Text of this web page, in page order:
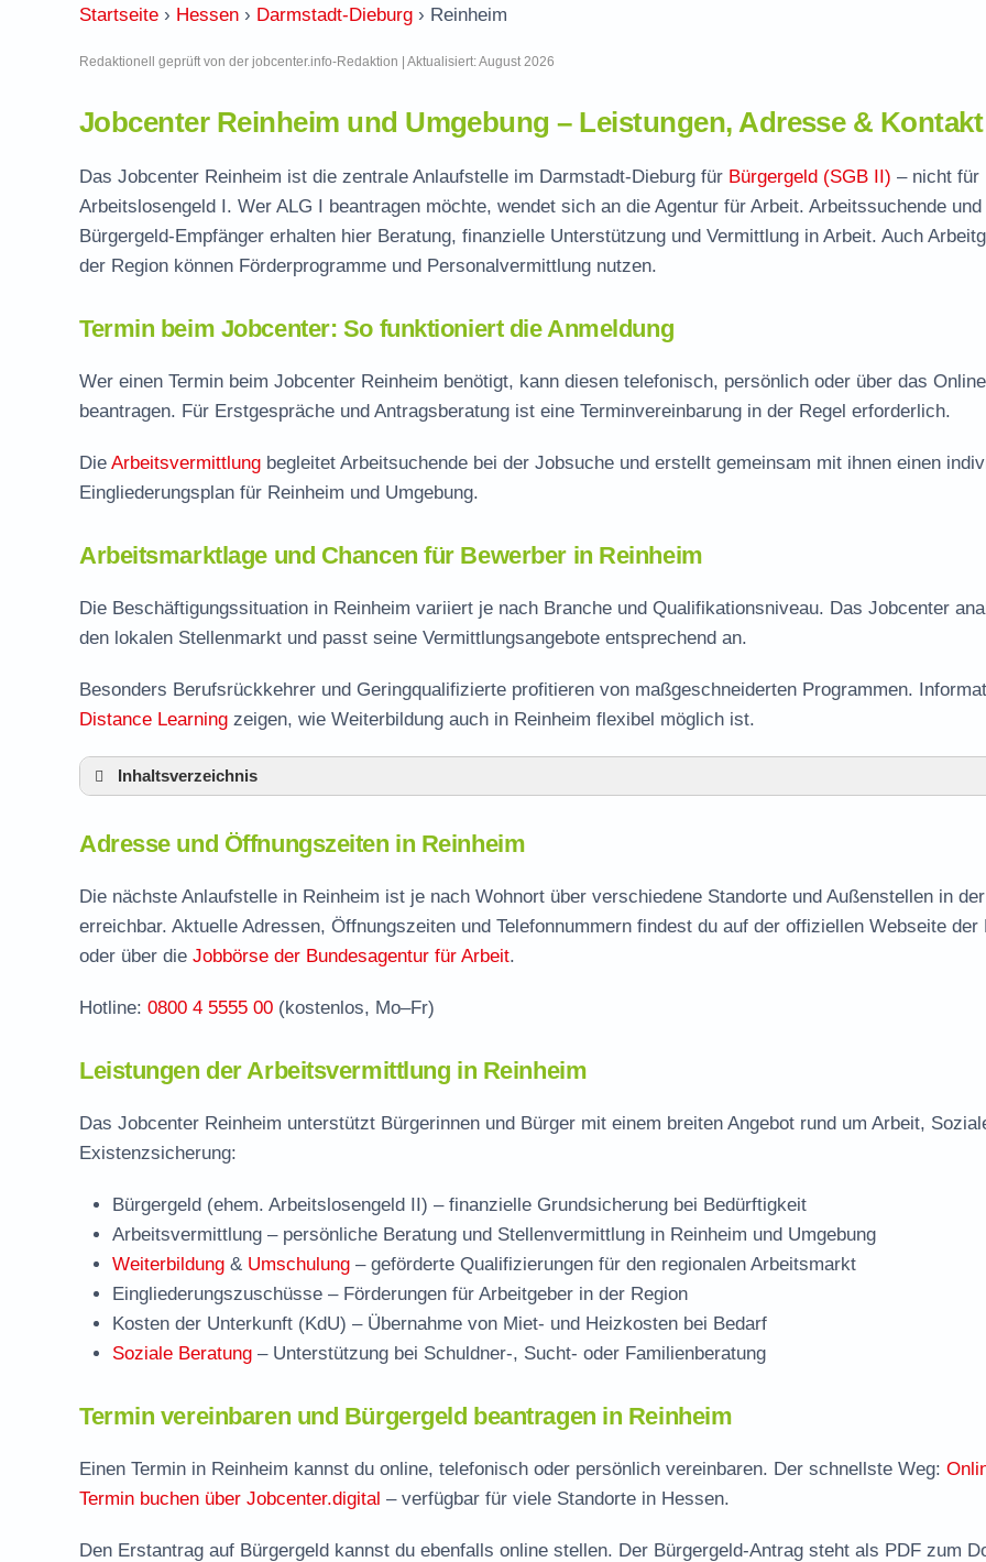
Startseite › Hessen › Darmstadt-Dieburg › Reinheim
Redaktionell geprüft von der jobcenter.info-Redaktion | Aktualisiert: August 2026
Jobcenter Reinheim und Umgebung – Leistungen, Adresse & Kontakt
Das Jobcenter Reinheim ist die zentrale Anlaufstelle im Darmstadt-Dieburg für Bürgergeld (SGB II) – nicht für
Arbeitslosengeld I. Wer ALG I beantragen möchte, wendet sich an die Agentur für Arbeit. Arbeitssuchende und
Bürgergeld-Empfänger erhalten hier Beratung, finanzielle Unterstützung und Vermittlung in Arbeit. Auch
der Region können Förderprogramme und Personalvermittlung nutzen.
Termin beim Jobcenter: So funktioniert die Anmeldung
Wer einen Termin beim Jobcenter Reinheim benötigt, kann diesen telefonisch, persönlich oder über das
beantragen. Für Erstgespräche und Antragsberatung ist eine Terminvereinbarung in der Regel erforderlich.
Die Arbeitsvermittlung begleitet Arbeitsuchende bei der Jobsuche und erstellt gemeinsam mit ihnen einen
Eingliederungsplan für Reinheim und Umgebung.
Arbeitsmarktlage und Chancen für Bewerber in Reinheim
Die Beschäftigungssituation in Reinheim variiert je nach Branche und Qualifikationsniveau. Das Jobcenter
den lokalen Stellenmarkt und passt seine Vermittlungsangebote entsprechend an.
Besonders Berufsrückkehrer und Geringqualifizierte profitieren von maßgeschneiderten Programmen.
Distance Learning zeigen, wie Weiterbildung auch in Reinheim flexibel möglich ist.
Inhaltsverzeichnis
Leistungen der Arbeitsvermittlung in Reinheim
Termin vereinbaren und Bürgergeld beantragen
Jobcenter Darmstadt-Dieburg – zuständige Stelle
Stellenangebote und Jobbörse in Reinheim
Häufige Fragen rund ums Jobcenter
Adresse und Öffnungszeiten in Reinheim
Die nächste Anlaufstelle in Reinheim ist je nach Wohnort über verschiedene Standorte und Außenstellen in
erreichbar. Aktuelle Adressen, Öffnungszeiten und Telefonnummern findest du auf der offiziellen Webseite der
oder über die Jobbörse der Bundesagentur für Arbeit.
Hotline: 0800 4 5555 00 (kostenlos, Mo–Fr)
Leistungen der Arbeitsvermittlung in Reinheim
Das Jobcenter Reinheim unterstützt Bürgerinnen und Bürger mit einem breiten Angebot rund um Arbeit,
Existenzsicherung:
Bürgergeld (ehem. Arbeitslosengeld II) – finanzielle Grundsicherung bei Bedürftigkeit
Arbeitsvermittlung – persönliche Beratung und Stellenvermittlung in Reinheim und Umgebung
Weiterbildung & Umschulung – geförderte Qualifizierungen für den regionalen Arbeitsmarkt
Eingliederungszuschüsse – Förderungen für Arbeitgeber in der Region
Kosten der Unterkunft (KdU) – Übernahme von Miet- und Heizkosten bei Bedarf
Soziale Beratung – Unterstützung bei Schuldner-, Sucht- oder Familienberatung
Termin vereinbaren und Bürgergeld beantragen in Reinheim
Einen Termin in Reinheim kannst du online, telefonisch oder persönlich vereinbaren. Der schnellste Weg:
Termin buchen über Jobcenter.digital – verfügbar für viele Standorte in Hessen.
Den Erstantrag auf Bürgergeld kannst du ebenfalls online stellen. Der Bürgergeld-Antrag steht als PDF zum